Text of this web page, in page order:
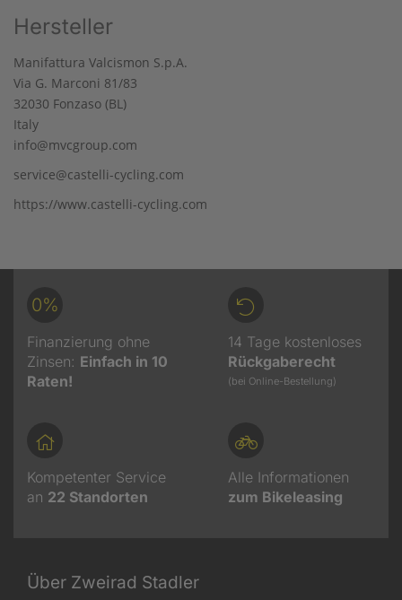
Hersteller
Manifattura Valcismon S.p.A.
Via G. Marconi 81/83
32030 Fonzaso (BL)
Italy
info@mvcgroup.com
service@castelli-cycling.com
https://www.castelli-cycling.com
0%
Finanzierung ohne
Zinsen: Einfach in 10
Raten!
14 Tage kostenloses
Rückgaberecht
(bei Online-Bestellung)
Kompetenter Service
an 22 Standorten
Alle Informationen
zum Bikeleasing
Über Zweirad Stadler